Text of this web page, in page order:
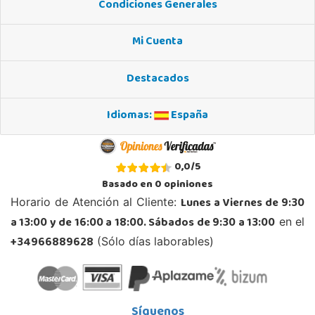
03300, Orihuela
POCAS UNIDADES
Juguetilandia San Juan
Carretera Alicante-Valencia, Km. 88.8 - 14.1 Pol. H
03550, San Juan
965 655 958
Localizar Tienda
Condiciones Generales
Mi Cuenta
Destacados
Idiomas:
España
0,0/5
Basado en0opiniones
Horario de Atención al Cliente: Lunes a Viernes de 9:30
a 13:00 y de 16:00 a 18:00. Sábados de 9:30 a 13:00 en el
+34966889628 (Sólo días laborables)